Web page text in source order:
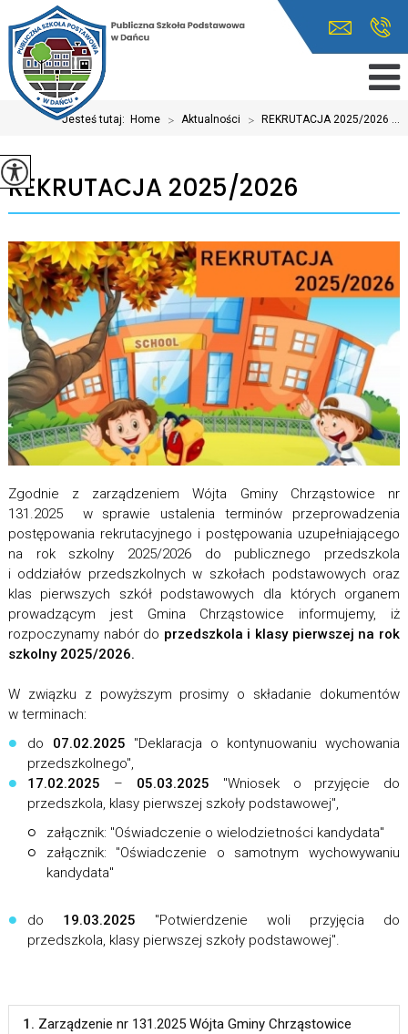
Jesteś tutaj: Home > Aktualności > REKRUTACJA 2025/2026 ...
REKRUTACJA 2025/2026
Zgodnie z zarządzeniem Wójta Gminy Chrząstowice nr
131.2025 w sprawie ustalenia terminów przeprowadzenia
postępowania rekrutacyjnego i postępowania uzupełniającego
na rok szkolny 2025/2026 do publicznego przedszkola
i oddziałów przedszkolnych w szkołach podstawowych oraz
klas pierwszych szkół podstawowych dla których organem
prowadzącym jest Gmina Chrząstowice informujemy, iż
rozpoczynamy nabór do przedszkola i klasy pierwszej na rok
szkolny 2025/2026.
W związku z powyższym prosimy o składanie dokumentów
w terminach:
do 07.02.2025 "Deklaracja o kontynuowaniu wychowania
przedszkolnego",
17.02.2025 – 05.03.2025 "Wniosek o przyjęcie do
przedszkola, klasy pierwszej szkoły podstawowej",
załącznik: "Oświadczenie o wielodzietności kandydata"
załącznik: "Oświadczenie o samotnym wychowywaniu
kandydata"
do 19.03.2025 "Potwierdzenie woli przyjęcia do
przedszkola, klasy pierwszej szkoły podstawowej".
1. Zarządzenie nr 131.2025 Wójta Gminy Chrząstowice